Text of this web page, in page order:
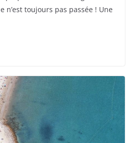
n’est toujours pas passée ! Une